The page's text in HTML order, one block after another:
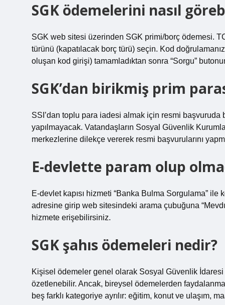
SGK ödemelerini nasıl
SGK web sitesi üzerinden SGK primi/borç ödemesi.
türünü (kapatılacak borç türü) seçin. Kod
oluşan kod girişi) tamamladıktan sonra “Sorgu”
SGK’dan birikmiş prim
SSI’dan toplu para iadesi almak için resmi
yapılmayacak. Vatandaşların Sosyal Güvenlik
merkezlerine dilekçe vererek resmi başvurularını
E-devlette param olup
E-devlet kapısı hizmeti “Banka Bulma Sorgulama”
adresine girip web sitesindeki arama çubuğuna
hizmete erişebilirsiniz.
SGK şahıs ödemeleri nedir?
Kişisel ödemeler genel olarak Sosyal Güvenlik
özetlenebilir. Ancak, bireysel ödemelerden
beş farklı kategoriye ayrılır: eğitim, konut ve ulaşım,